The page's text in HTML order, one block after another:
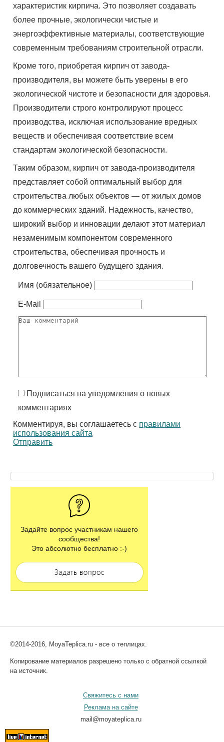
характеристик кирпича. Это позволяет создавать
более прочные, экологически чистые и
энергоэффективные материалы, соответствующие
современным требованиям строительной отрасли.
Кроме того, приобретая кирпич от завода-
производителя, вы можете быть уверены в его
экологической чистоте и безопасности для здоровья.
Производители строго контролируют процесс
производства, исключая использование вредных
веществ и обеспечивая соответствие всем
стандартам экологической безопасности.
Таким образом, кирпич от завода-производителя
представляет собой оптимальный выбор для
строительства любых объектов — от жилых домов
до коммерческих зданий. Надежность, качество,
широкий выбор и инновации делают этот материал
незаменимым компонентом современного
строительства, обеспечивая прочность и
долговечность вашего будущего здания.
Имя (обязательное)
E-Mail
Подписаться на уведомления о новых
комментариях
Комментируя, вы соглашаетесь с правилами
использования сайта
Отправить
Задайте вопрос участникам нашего
сообщества!
Это абсолютно бесплатно :-)
©2014-2016, MoyaTeplica.ru - все о теплицах.
Копирование материалов разрешено только с обратной ссылкой
на источник.
Свяжитесь с нами
Реклама на сайте
mail@moyateplica.ru